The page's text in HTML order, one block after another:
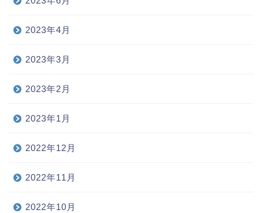
2023年4月
2023年3月
2023年2月
2023年1月
2022年12月
2022年11月
2022年10月